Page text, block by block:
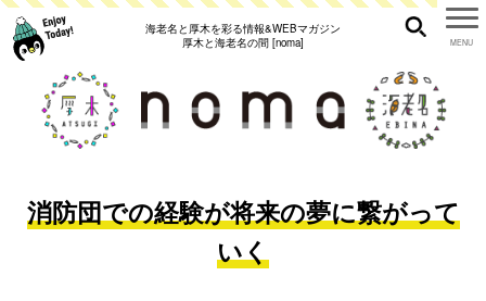
海老名と厚木を彩る情報&WEBマガジン
厚木と海老名の間 [noma]
消防団での経験が将来の夢に繋がって
いく